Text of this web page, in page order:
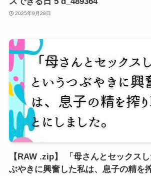
2025年9月28日
【RAW .zip】 「母さんとセックス
ぶやきに興奮した私は、息子の精を